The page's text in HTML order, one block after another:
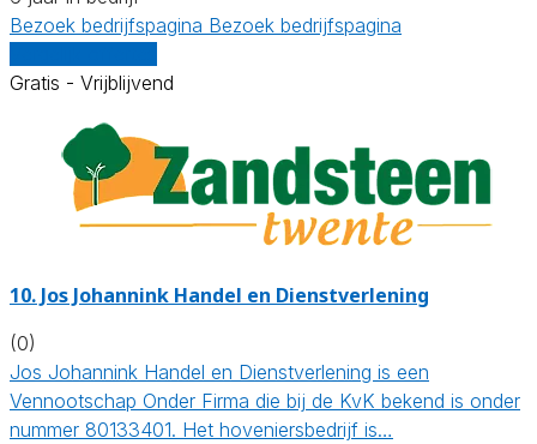
Bezoek bedrijfspagina Bezoek bedrijfspagina
Gratis - Vrijblijvend
10. Jos Johannink Handel en Dienstverlening
(0)
Jos Johannink Handel en Dienstverlening is een
Vennootschap Onder Firma die bij de KvK bekend is onder
nummer 80133401. Het hoveniersbedrijf is…